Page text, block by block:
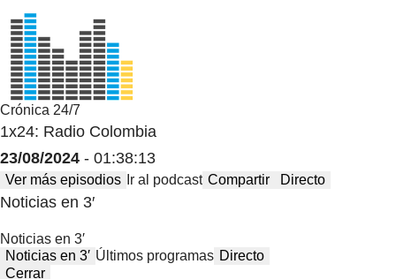
Crónica 24/7
1x24: Radio Colombia
23/08/2024 - 01:38:13
Ver más episodios Ir al podcast Compartir Directo
Noticias en 3′
Noticias en 3′
Noticias en 3′ Últimos programas Directo
Cerrar